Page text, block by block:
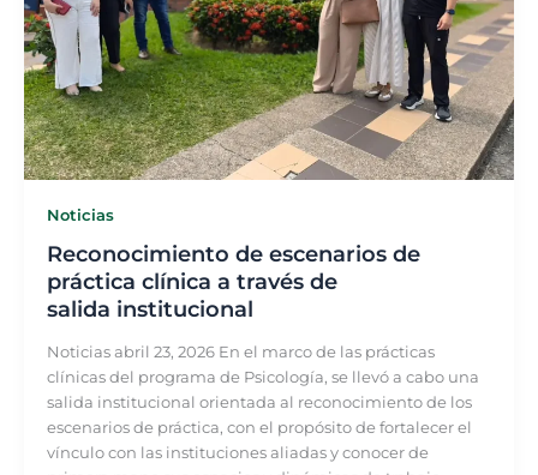
Noticias
Reconocimiento de escenarios de
práctica clínica a través de
salida institucional
Noticias abril 23, 2026 En el marco de las prácticas
clínicas del programa de Psicología, se llevó a cabo una
salida institucional orientada al reconocimiento de los
escenarios de práctica, con el propósito de fortalecer el
vínculo con las instituciones aliadas y conocer de